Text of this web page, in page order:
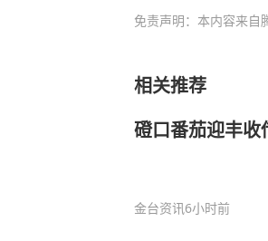
免责声明：本内容来自
相关推荐
磴口番茄迎丰收
金台资讯6小时前